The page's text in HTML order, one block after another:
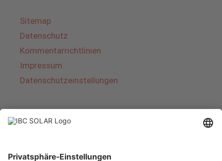
Sitemap
Datenschutz
Kommentarrichtlinien
Impressum
Datenschutzeinstellungen
Über IBC SOLAR
von Energielösungen und Dienstleistungen im